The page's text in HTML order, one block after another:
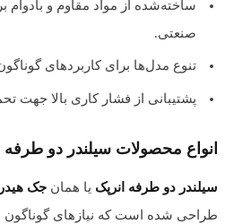
ساخته‌شده از مواد مقاوم و
صنعتی.
تنوع مدل‌ها برای کاربردهای
پشتیبانی از فشار کاری بالا جهت
انواع محصولات سیلندر دو طرفه
سیلندر دو طرفه انرپک یا همان جک
طراحی شده است که نیازهای گوناگون